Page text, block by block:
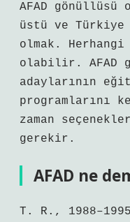
AFAD gönüllüsü
üstü ve Türkiye
olmak.
olabilir. AFAD
adaylarının
programlarını
zaman
gerekir.
AFAD ne
T. R.,